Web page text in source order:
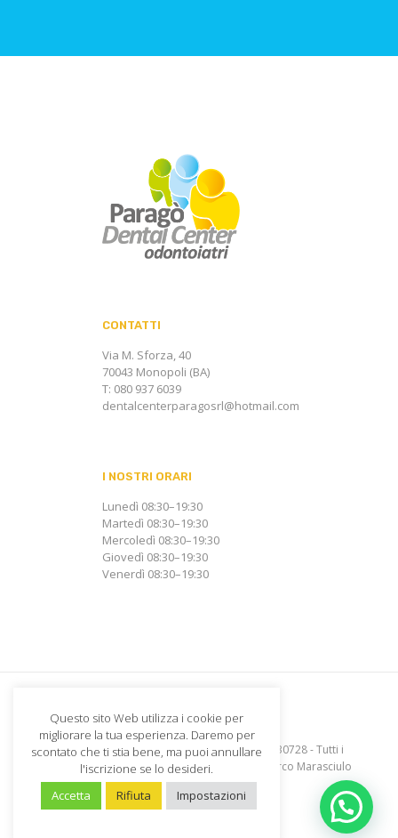
CONTATTI
Via M. Sforza, 40
70043 Monopoli (BA)
T: 080 937 6039
dentalcenterparagosrl@hotmail.com
I NOSTRI ORARI
Lunedì 08:30–19:30
Martedì 08:30–19:30
Mercoledì 08:30–19:30
Giovedì 08:30–19:30
Venerdì 08:30–19:30
© Dental Center Paragò S.R.L. - P. Iva 08229330728 - Tutti i
diritti riservati - Dev.Cash Design Studio di Marco Marasciulo
Cookie policy
Privacy policy
Questo sito Web utilizza i cookie per
migliorare la tua esperienza. Daremo per
scontato che ti stia bene, ma puoi annullare
l'iscrizione se lo desideri.
Accetta
Rifiuta Impostazioni